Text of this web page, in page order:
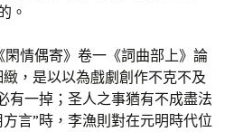
。
情偶寄》卷一《詞曲部上》論
，是以以為戲劇創作不克不及
有一掉；圣人之事猶有不成盡法
言”時，李漁則對在元明時代位